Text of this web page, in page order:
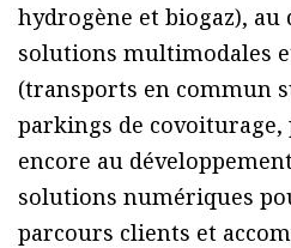
hydrogène et biogaz), au
solutions multimodales
(transports en commun
parkings de covoiturage,
encore au
solutions numériques
parcours clients et